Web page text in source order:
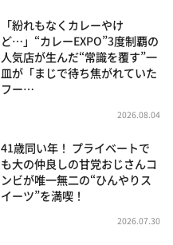
「紛れもなくカレーやけ
ど…」“カレーEXPO”3度制覇の
人気店が生んだ“常識を覆す”一
皿が「まじで待ち焦がれていた
フー…
2026.08.04
41歳同い年！ プライベートで
も大の仲良しの甘党おじさんコ
ンビが唯一無二の“ひんやりス
イーツ”を満喫！
2026.07.30